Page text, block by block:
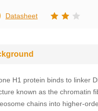
Datasheet
H1 protein binds to linker
known as the chromatin
chains into higher-